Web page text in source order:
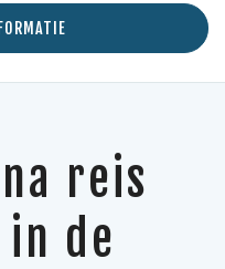
reis
de